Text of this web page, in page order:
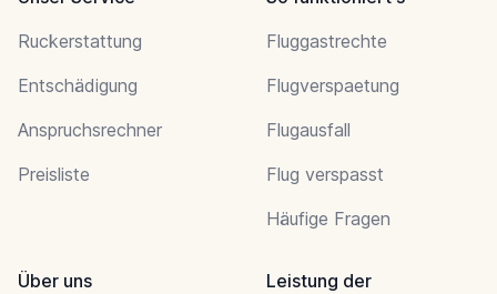
Ruckerstattung
Entschädigung
Anspruchsrechner
Preisliste
Fluggastrechte
Flugverspaetung
Flugausfall
Flug verspasst
Häufige Fragen
Über uns
Leistung der